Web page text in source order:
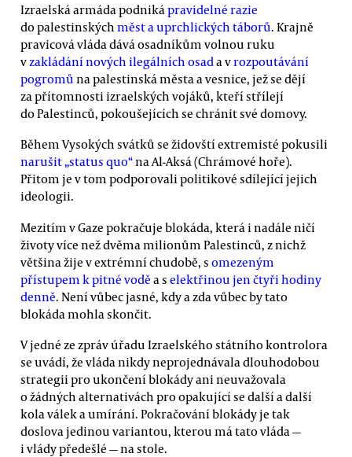
Izraelská armáda podniká pravidelné razie
do palestinských měst a uprchlických táborů. Krajně
pravicová vláda dává osadníkům volnou ruku
v zakládání nových ilegálních osad a vrozpoutávání
pogromů na palestinská města a vesnice, jež se dějí
za přítomnosti izraelských vojáků, kteří střílejí
do Palestinců, pokoušejících se chránit své domovy.
Během Vysokých svátků se židovští extremisté pokusili
narušit „status quo“na Al-Aksá (Chrámové hoře).
Přitom je v tom podporovali politikové sdílející jejich
ideologii.
Mezitím v Gaze pokračuje blokáda, která i nadále ničí
životy více než dvěma milionům Palestinců, z nichž
většina žije v extrémní chudobě, s omezeným
přístupem k pitné vodě a s elektřinou jen čtyři hodiny
denně. Není vůbec jasné, kdy a zda vůbec by tato
blokáda mohla skončit.
V jedné ze zpráv úřadu Izraelského státního kontrolora
se uvádí, že vláda nikdy neprojednávala dlouhodobou
strategii pro ukončení blokády ani neuvažovala
o žádných alternativách pro opakující se další a další
kola válek a umírání. Pokračování blokády je tak
doslova jedinou variantou, kterou má tato vláda —
i vlády předešlé — na stole.